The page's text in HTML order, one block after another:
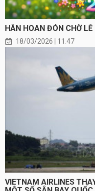
HÂN HOAN ĐÓN CHỜ
18/03/2026 | 11:47
VIETNAM AIRLINES